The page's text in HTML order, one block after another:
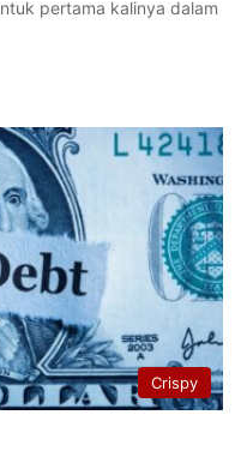
pertama kalinya dalam
Crispy